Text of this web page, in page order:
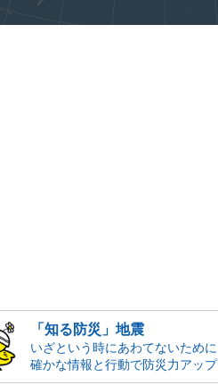
「知る防災」地震
いざという時にあわてないために
確かな情報と行動で防災力アップ